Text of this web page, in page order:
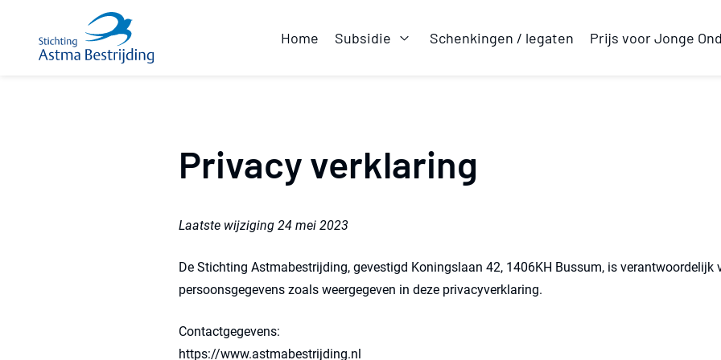
Overslaan en naar de inhoud gaan
Home Subsidie
Open Subsidie
Schenkingen / legaten Prijs voor Jonge
Privacy verklaring
Laatste wijziging 24 mei 2023
De Stichting Astmabestrijding, gevestigd Koningslaan 42, 1406KH Bussum, is verantwoordelijk
persoonsgegevens zoals weergegeven in deze privacyverklaring.
Contactgegevens:
https://www.astmabestrijding.nl